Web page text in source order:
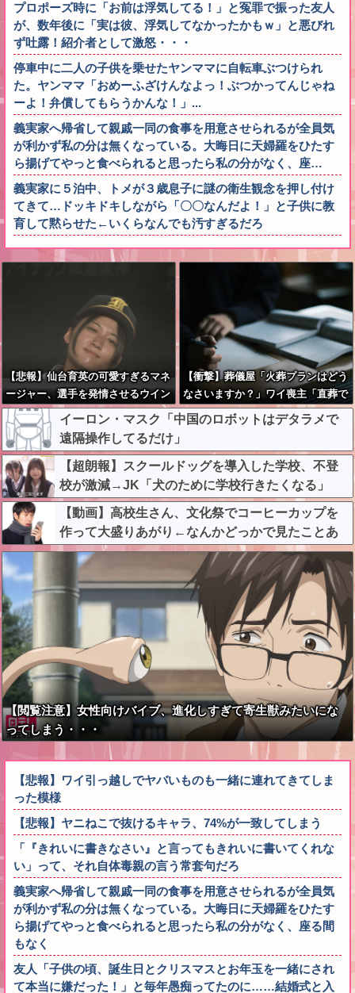
プロポーズ時に「お前は浮気してる！」と冤罪で振った友人
が、数年後に「実は彼、浮気してなかったかもｗ」と悪びれ
ず吐露！紹介者として激怒・・・
停車中に二人の子供を乗せたヤンママに自転車ぶつけられ
た。ヤンママ「おめーふざけんなよっ！ぶつかってんじゃね
ーよ！弁償してもらうかんな！」...
義実家へ帰省して親戚一同の食事を用意させられるが全員気
が利かず私の分は無くなっている。大晦日に天婦羅をひたす
ら揚げてやっと食べられると思ったら私の分がなく、座…
義実家に５泊中、トメが３歳息子に謎の衛生観念を押し付け
てきて…ドッキドキしながら「〇〇なんだよ！」と子供に教
育して黙らせた←いくらなんでも汚すぎるだろ
【悲報】仙台育英の可愛すぎるマネ
ージャー、選手を発情させるウイン
ク
【衝撃】葬儀屋「火葬プランはどう
なさいますか？」ワイ喪主「直葬で
(即答)」→結果ァw w w w w w w w
w w
イーロン・マスク「中国のロボットはデタラメで
遠隔操作してるだけ」
【超朗報】スクールドッグを導入した学校、不登
校が激減→JK「犬のために学校行きたくなる」
【動画】高校生さん、文化祭でコーヒーカップを
作って大盛りあがり←なんかどっかで見たことあ
ると話題に
【閲覧注意】女性向けバイブ、進化しすぎて寄生獣みたいにな
ってしまう・・・
【悲報】ワイ引っ越しでヤバいものも一緒に連れてきてしま
った模様
【悲報】ヤニねこで抜けるキャラ、74%が一致してしまう
「『きれいに書きなさい』と言ってもきれいに書いてくれな
い」って、それ自体毒親の言う常套句だろ
義実家へ帰省して親戚一同の食事を用意させられるが全員気
が利かず私の分は無くなっている。大晦日に天婦羅をひたす
ら揚げてやっと食べられると思ったら私の分がなく、座る間
もなく
友人「子供の頃、誕生日とクリスマスとお年玉を一緒にされ
て本当に嫌だった！」と毎年愚痴ってたのに……結婚式と入